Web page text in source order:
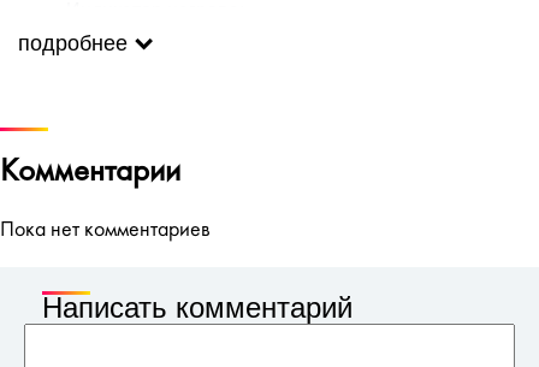
Вращающийся шнур 2м;
Мощность 22Вт.
подробнее
Комментарии
Пока нет комментариев
Написать комментарий